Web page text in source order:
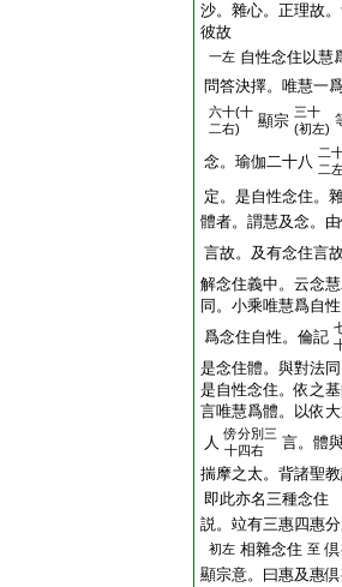
沙。雜心。正理故
彼故
一左 自性念住以
問答決擇。唯慧一
六十(十
二右)
顯宗 三十
(初左)
念。瑜伽二十八 二
二
定。是自性念住。
體者。謂慧及念。
言故。及有念住言
解念住義中。云念
同。小乘唯慧爲自
爲念住自性。倫記
是念住體。與對法
是自性念住。依之
言唯慧爲體。以依
人 傍分別三
十四右
言。體
揣摩之太。背諸聖
即此亦名三種念住
説。竝有三惠四惠
初左 相雜念住 至
顯宗意。曰惠及惠